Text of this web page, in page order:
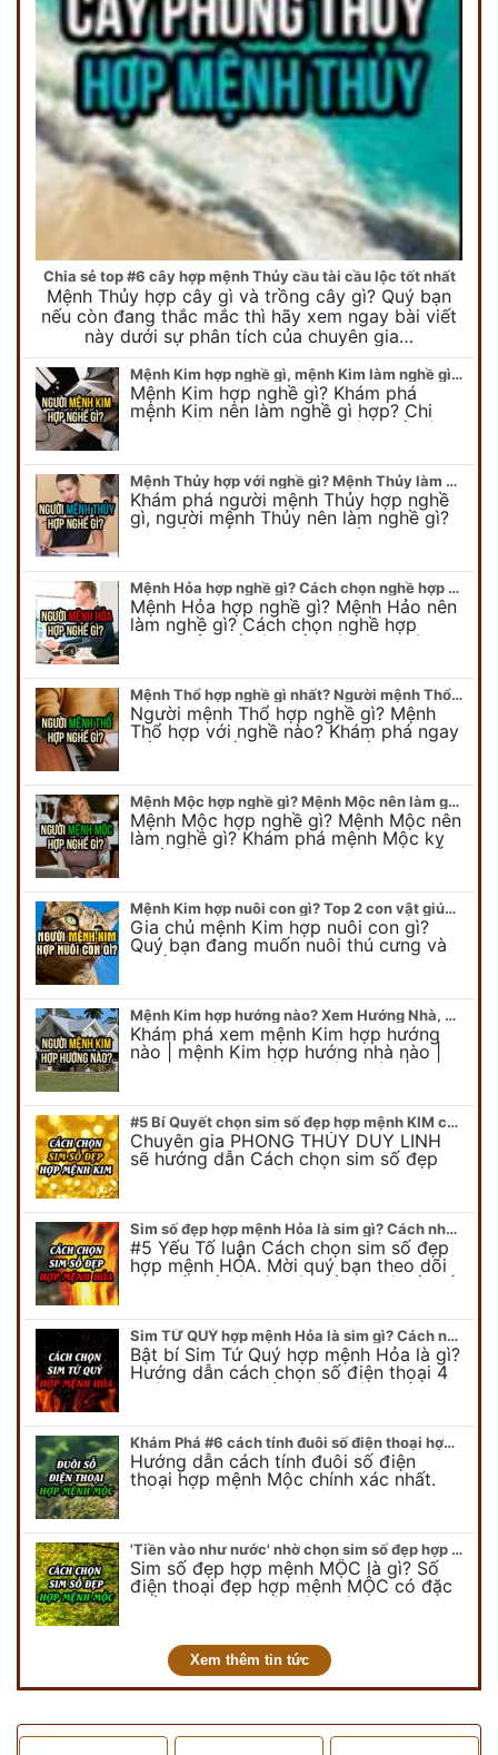
Chia sẻ top #6 cây hợp mệnh Thủy cầu tài cầu lộc tốt nhất
Mệnh Thủy hợp cây gì và trồng cây gì? Quý bạn
nếu còn đang thắc mắc thì hãy xem ngay bài viết
này dưới sự phân tích của chuyên gia…
Mệnh Kim hợp nghề gì, mệnh Kim làm nghề gì để #Phát Tài Lộc
Mệnh Kim hợp nghề gì? Khám phá
mệnh Kim nên làm nghề gì hợp? Chi
tiết người mang kim hợp với nghề gì sẽ
Mệnh Thủy hợp với nghề gì? Mệnh Thủy làm nghề gì để #Ăn nên làm ra
Khám phá người mệnh Thủy hợp nghề
gì, người mệnh Thủy nên làm nghề gì?
Chi tiết nghề hợp mệnh Thủy sẽ được
Mệnh Hỏa hợp nghề gì? Cách chọn nghề hợp mệnh Hỏa hút nhiều tài lộc
Mệnh Hỏa hợp nghề gì? Mệnh Hảo nên
làm nghề gì? Cách chọn nghề hợp
mệnh Hỏa để hút nhiều tài lộc. Giúp
Mệnh Thổ hợp nghề gì nhất? Người mệnh Thổ kỵ nghề gì?
Người mệnh Thổ hợp nghề gì? Mệnh
Thổ hợp với nghề nào? Khám phá ngay
để chọn nghề hợp mệnh Thổ. Cũng như
Mệnh Mộc hợp nghề gì? Mệnh Mộc nên làm gì? Mệnh Mộc kỵ nghề nào?
Mệnh Mộc hợp nghề gì? Mệnh Mộc nên
làm nghề gì? Khám phá mệnh Mộc kỵ
nghề gì không nên làm. Xem ngay để
Mệnh Kim hợp nuôi con gì? Top 2 con vật giúp gia chủ Phát tài phát lộc
Gia chủ mệnh Kim hợp nuôi con gì?
Quý bạn đang muốn nuôi thú cưng và
muốn chọn một con vật nuôi hợp
Duy…
Mệnh Kim hợp hướng nào? Xem Hướng Nhà, Phòng ngủ, Làm việc hợp mệnh Kim
Khám phá xem mệnh Kim hợp hướng
nào | mệnh Kim hợp hướng nhà nào |
mệnh Kim kê giường hướng nào | mệnh
#5 Bí Quyết chọn sim số đẹp hợp mệnh KIM chuẩn xác nhất
Chuyên gia PHONG THỦY DUY LINH
sẽ hướng dẫn Cách chọn sim số đẹp
hợp mệnh KIM. Mời quý bạn theo dõi
Sim số đẹp hợp mệnh Hỏa là sim gì? Cách nhận biết sim đẹp hợp mệnh Hỏa
#5 Yếu Tố luận Cách chọn sim số đẹp
hợp mệnh HỎA. Mời quý bạn theo dõi
bài viết để có cái nhìn tổng quát về số
Sim TỨ QUÝ hợp mệnh Hỏa là sim gì? Cách nhận biết sim tứ quý hợp mệnh Hỏa
Bật bí Sim Tứ Quý hợp mệnh Hỏa là gì?
Hướng dẫn cách chọn số điện thoại 4
quý hợp mệnh Hỏa chính xác nhất.
Khám Phá #6 cách tính đuôi số điện thoại hợp mệnh Mộc
Hướng dẫn cách tính đuôi số điện
thoại hợp mệnh Mộc chính xác nhất.
Cách chọn đuôi sim điện thoại hợp
chuyên…
'Tiền vào như nước' nhờ chọn sim số đẹp hợp mệnh MỘC
Sim số đẹp hợp mệnh MỘC là gì? Số
điện thoại đẹp hợp mệnh MỘC có đặc
điểm ra sao? Dưới góc nhìn chuyên gia
Xem thêm tin tức